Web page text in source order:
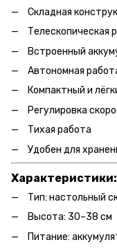
Складная
Телескопическая
Встроенный
Автономная
Компактный и
Регулировка
Тихая работа
Удобен для
Характеристики:
Тип: настольный
Высота: 30–38 см
Питание: